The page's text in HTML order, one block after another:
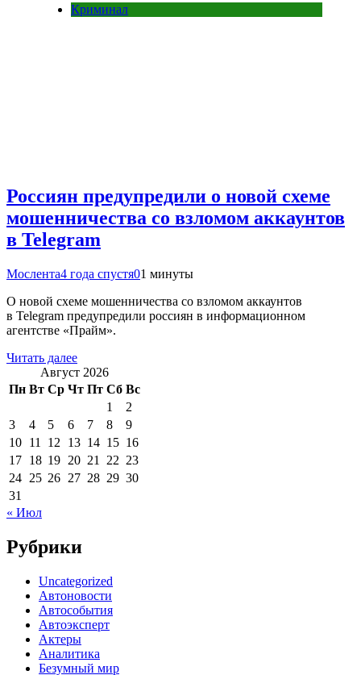
Криминал
Россиян предупредили о новой схеме
мошенничества со взломом аккаунтов
в Telegram
Мослента4 года спустя01 минуты
О новой схеме мошенничества со взломом аккаунтов
в Telegram предупредили россиян в информационном
агентстве «Прайм».
Читать далее
Август 2026
Пн Вт Ср Чт Пт Сб Вс
1
2
3
4 5 6 7 8
9
10 11 12 13 14 15 16
17 18 19 20 21 22 23
24 25 26 27 28 29 30
31
« Июл
Рубрики
Uncategorized
Автоновости
Автособытия
Автоэксперт
Актеры
Аналитика
Безумный мир